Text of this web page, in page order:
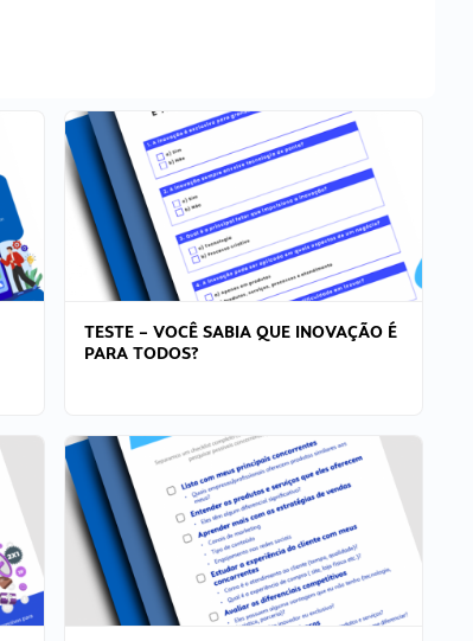
TESTE – VOCÊ SABIA QUE INOVAÇÃO É
PARA TODOS?